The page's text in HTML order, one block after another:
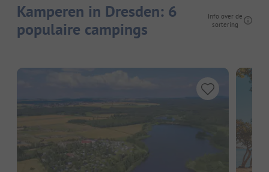
Kamperen in Dresden: 6
populaire campings
Info over de
sortering